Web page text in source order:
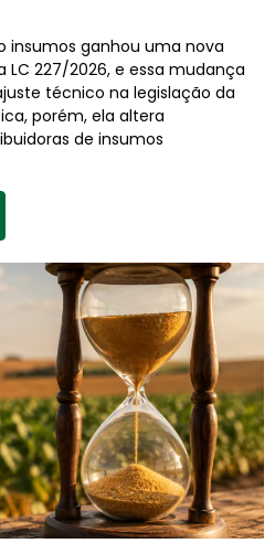
insumos ganhou uma nova
227/2026, e essa mudança
técnico na legislação da
porém, ela altera
de insumos